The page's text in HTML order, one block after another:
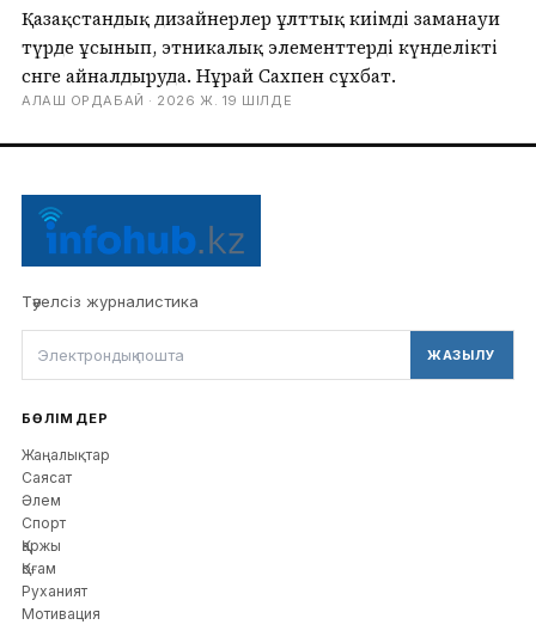
Қазақстандық дизайнерлер ұлттық киімді заманауи
түрде ұсынып, этникалық элементтерді күнделікті
сәнге айналдыруда. Нұрай Сахпен сұхбат.
АЛАШ ОРДАБАЙ · 2026 Ж. 19 ШІЛДЕ
Тәуелсіз журналистика
ЖАЗЫЛУ
БӨЛІМДЕР
Жаңалықтар
Саясат
Әлем
Спорт
Қаржы
Қоғам
Руханият
Мотивация